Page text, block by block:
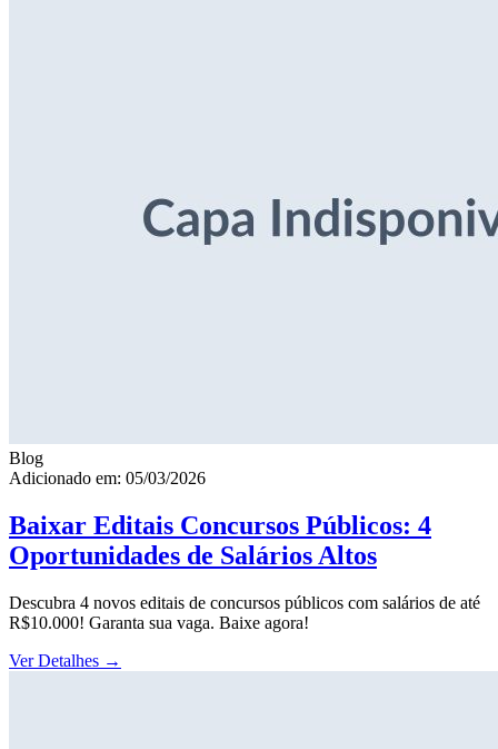
Blog
Adicionado em: 05/03/2026
Baixar Editais Concursos Públicos: 4
Oportunidades de Salários Altos
Descubra 4 novos editais de concursos públicos com salários de até
R$10.000! Garanta sua vaga. Baixe agora!
Ver Detalhes →